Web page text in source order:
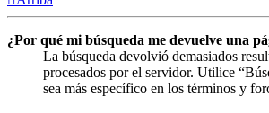
¿Por qué mi búsqueda me devuelve una
La búsqueda devolvió demasiados
procesados por el servidor. Utilice
sea más específico en los términos y